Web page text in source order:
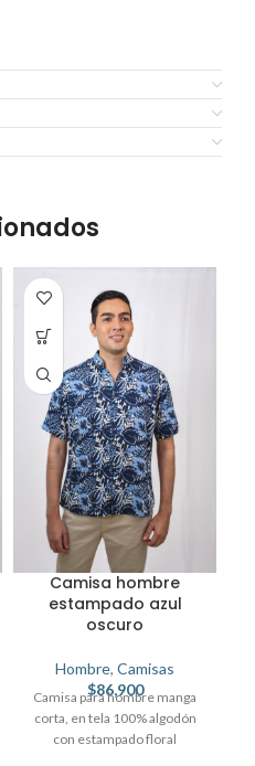
Camisa hombre
estampado azul
oscuro
Hombre, Camisas
$86,900
Camisa para hombre manga
corta, en tela 100% algodón
con estampado floral